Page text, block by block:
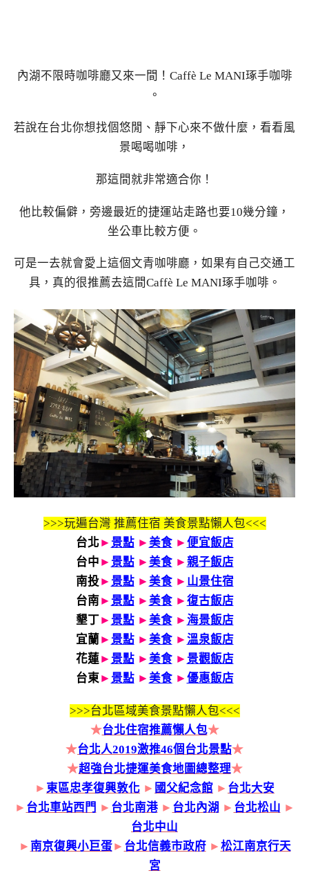
內湖不限時咖啡廳又來一間！Caffè Le MANI琢手咖啡
。
若說在台北你想找個悠閒、靜下心來不做什麼，看看風
景喝喝咖啡，
那這間就非常適合你！
他比較偏僻，旁邊最近的捷運站走路也要10幾分鐘，
坐公車比較方便。
可是一去就會愛上這個文青咖啡廳，如果有自己交通工
具，真的很推薦去這間Caffè Le MANI琢手咖啡。
>>>玩遍台灣 推薦住宿 美食景點懶人包<<<
台北 ► 景點 ► 美食► 便宜飯店
台中 ► 景點 ► 美食► 親子飯店
南投► 景點 ► 美食► 山景住宿
台南► 景點 ► 美食► 復古飯店
墾丁► 景點 ► 美食► 海景飯店
宜蘭 ► 景點 ► 美食► 溫泉飯店
花蓮► 景點 ► 美食► 景觀飯店
台東► 景點 ► 美食► 優惠飯店
>>>台北區域美食景點懶人包<<<
★台北住宿推薦懶人包★
★台北人2019激推46個台北景點★
★超強台北捷運美食地圖總整理★
► 東區忠孝復興敦化 ► 國父紀念館 ► 台北大安
► 台北車站西門 ► 台北南港 ► 台北內湖 ► 台北松山 ►
台北中山
► 南京復興小巨蛋► 台北信義市政府► 松江南京行天
宮